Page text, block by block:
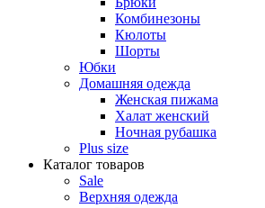
Комбинезоны
Кюлоты
Шорты
Юбки
Домашняя одежда
Женская пижама
Халат женский
Ночная рубашка
Plus size
Каталог товаров
Sale
Верхняя одежда